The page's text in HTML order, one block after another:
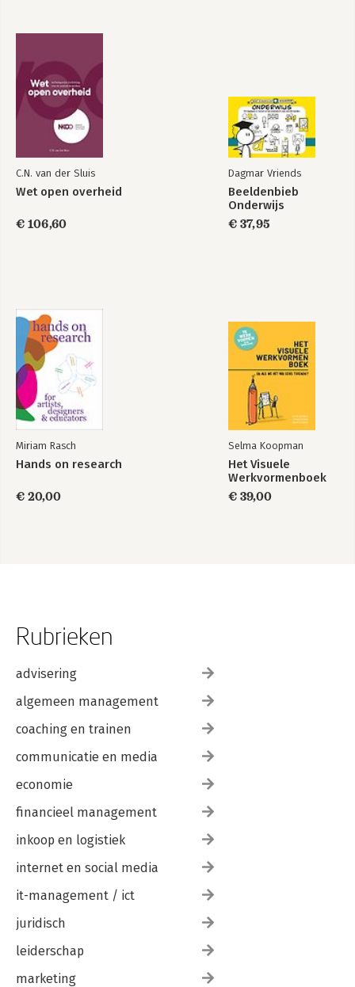
https://joostpluijms.com
https://thinklikeapro.nl
C.N. van der Sluis
Wet open overheid
€ 106,60
Dagmar Vriends
Beeldenbieb
Onderwijs
€ 37,95
Miriam Rasch
Hands on research
€ 20,00
Selma Koopman
Het Visuele
Werkvormenboek
€ 39,00
Rubrieken
advisering
algemeen management
coaching en trainen
communicatie en media
economie
financieel management
inkoop en logistiek
internet en social media
it-management / ict
juridisch
leiderschap
marketing